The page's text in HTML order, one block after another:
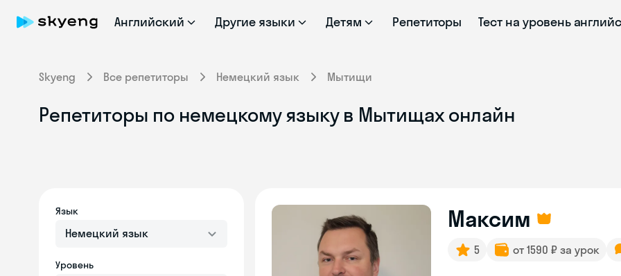
Английский Другие языки Детям Репетиторы Тест на уровень
Skyeng Все репетиторы Немецкий язык Мытищи
Репетиторы по немецкому языку в Мытищах онлайн
Язык
Немецкий язык
Уровень
Максим
5 от 1590 ₽ за урок